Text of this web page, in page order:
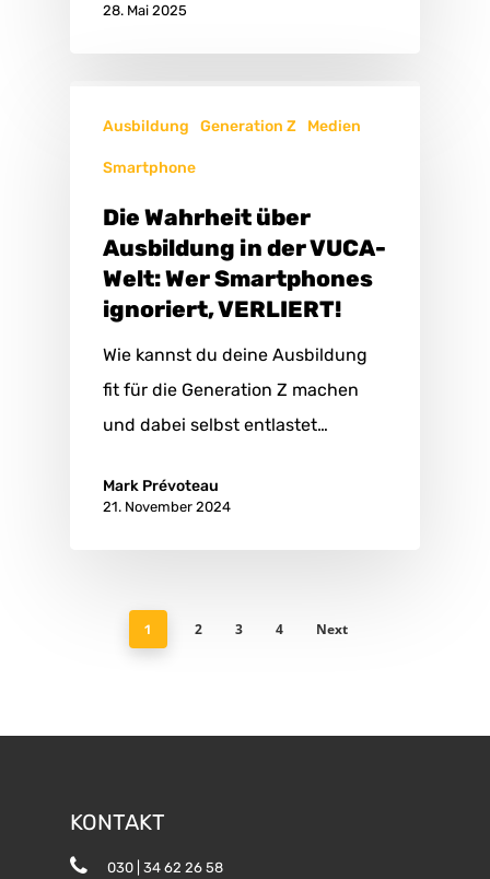
28. Mai 2025
Ausbildung Generation Z Medien
Smartphone
Die Wahrheit über
Ausbildung in der VUCA-
Welt: Wer Smartphones
ignoriert, VERLIERT!
Wie kannst du deine Ausbildung
fit für die Generation Z machen
und dabei selbst entlastet…
Mark Prévoteau
21. November 2024
1 2 3 4 Next
KONTAKT
030 | 34 62 26 58